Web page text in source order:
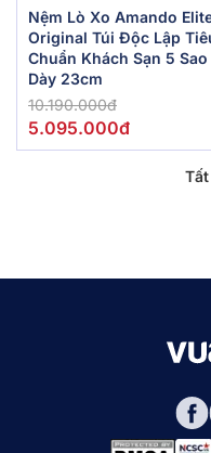
Nệm Lò Xo Amando
Original Túi Độc Lập
Chuẩn Khách Sạn 5 Sao
Dày 23cm
10.190.000đ
5.095.000đ